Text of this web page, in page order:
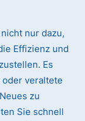
nur dazu,
Effizienz und
Es
veraltete
zu
Sie schnell